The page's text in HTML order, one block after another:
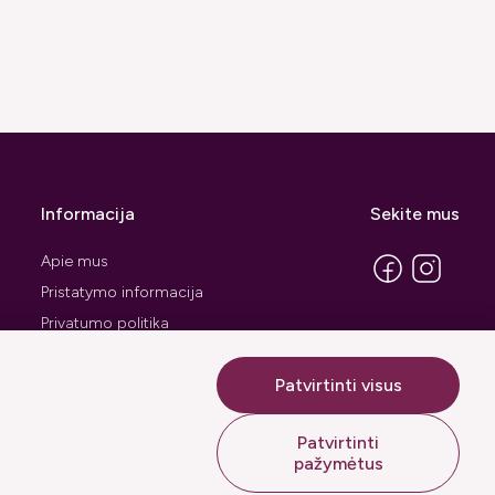
Informacija
Apie mus
Pristatymo informacija
Privatumo politika
Sekite mus
Sprendimas:
Patvirtinti visus
Patvirtinti
pažymėtus